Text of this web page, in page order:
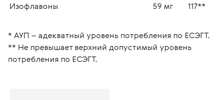
Изофлавоны
59 мг 117**
* АУП – адекватный уровень потребления по ЕСЭГТ.
** Не превышает верхний допустимый уровень
потребления по ЕСЭГТ.